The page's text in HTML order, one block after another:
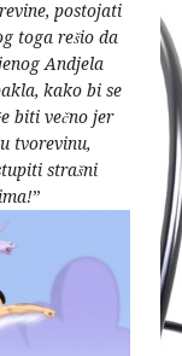
postojati
toga rešio da
Andjela
kako bi se
biti večno jer
tvorevinu,
strašni
”